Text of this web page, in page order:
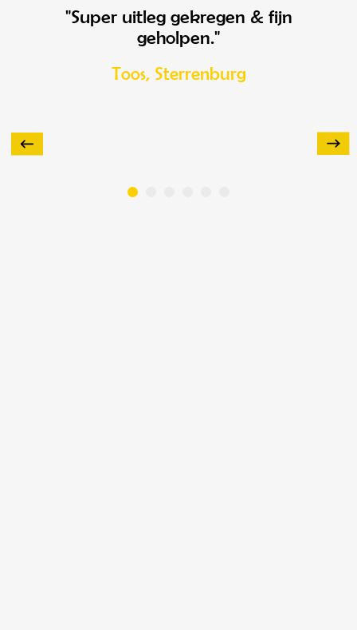
"Super uitleg gekregen & fijn
geholpen."
Toos, Sterrenburg